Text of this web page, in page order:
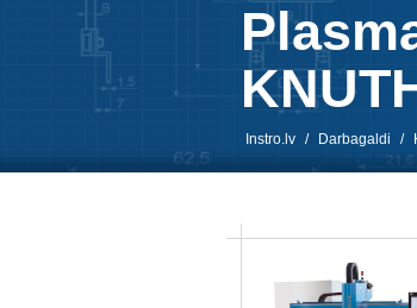
Instro.lv / Darbagaldi /